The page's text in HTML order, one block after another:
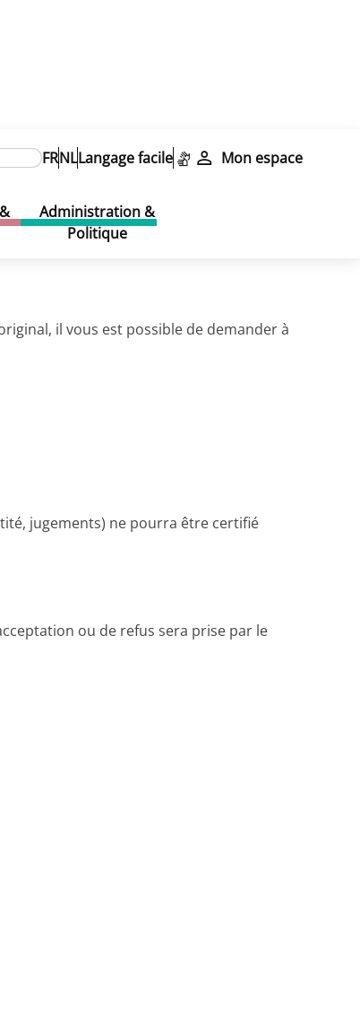
FRNLLangage facile Mon espace
Administration &
Politique
il vous est possible de demander à
jugements) ne pourra être certifié
ou de refus sera prise par le